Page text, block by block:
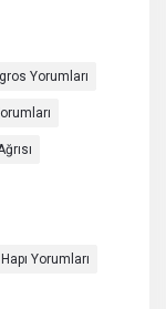
Yorumları
Yorumları